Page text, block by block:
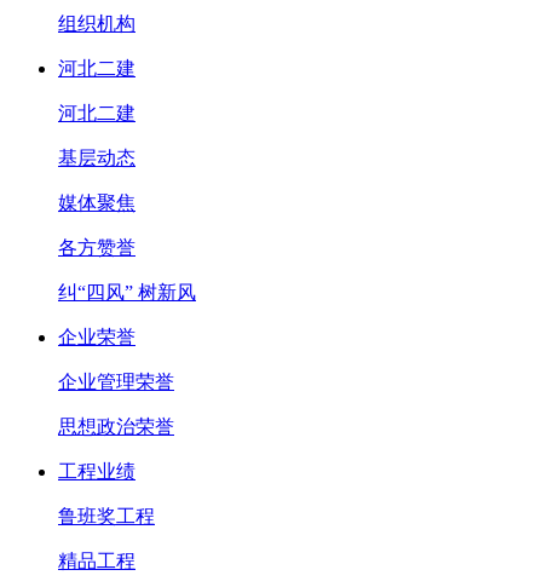
组织机构
河北二建
河北二建
基层动态
媒体聚焦
各方赞誉
纠“四风” 树新风
企业荣誉
企业管理荣誉
思想政治荣誉
工程业绩
鲁班奖工程
精品工程